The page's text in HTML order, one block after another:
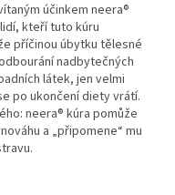
účinkem neera®
kteří tuto kúru
příčinou úbytku tělesné
nadbytečných
látek, jen velmi
po ukončení diety vrátí.
neera® kúra pomůže
a „připomene“ mu